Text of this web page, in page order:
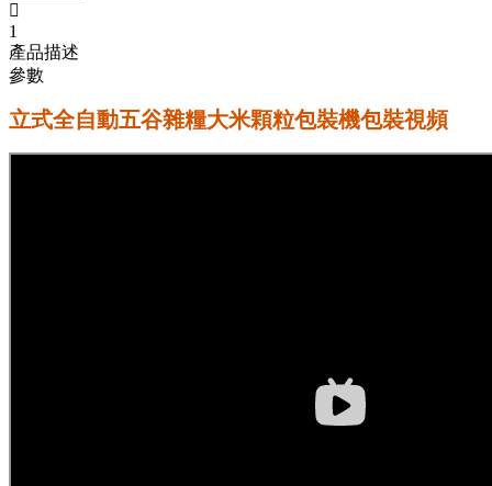

1
產品描述
參數
立式全自動五谷雜糧大米顆粒包裝機包裝視頻